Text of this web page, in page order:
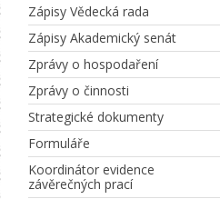
Zápisy Vědecká rada
Zápisy Akademický senát
Zprávy o hospodaření
Zprávy o činnosti
Strategické dokumenty
Formuláře
Koordinátor evidence
závěrečných prací